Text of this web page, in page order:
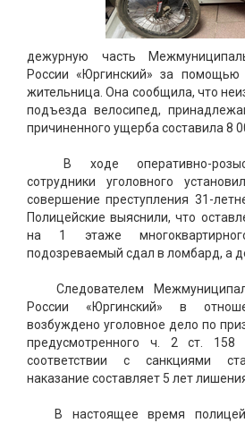
дежурную часть
России «Юргинский» за помощью
жительница. Она сообщила, что
подъезда велосипед,
причиненного ущерба составила 8
В ходе оперативно-
сотрудники уголовного
совершение преступления 31-
Полицейские выяснили, что
на 1 этаже
подозреваемый сдал в ломбард, а
Следователем
России «Юргинский» в
возбуждено уголовное дело по
предусмотренного ч. 2 ст.
соответствии с санкциями
наказание составляет 5 лет
В настоящее время